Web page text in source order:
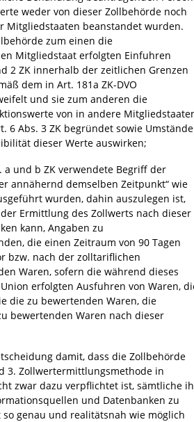
weder von dieser Zollbehörde noch
Mitgliedstaaten beanstandet wurden.
zum einen die
Mitgliedstaat erfolgten Einfuhren
2 ZK innerhalb der zeitlichen Grenzen
dem in Art. 181a ZK-DVO
und sie zum anderen die
von in andere
6 Abs. 3 ZK begründet sowie Umstände
dieser Werte auswirken;
a und b ZK verwendete Begriff der
annähernd demselben Zeitpunkt“ wie
wurden, dahin auszulegen ist,
Ermittlung des Zollwerts nach dieser
kann, Angaben zu
die einen Zeitraum von 90 Tagen
bzw. nach der zolltariflichen
Waren, sofern die während dieses
erfolgten Ausfuhren von Waren,
die zu bewertenden Waren, die
bewertenden Waren nach dieser
damit, dass die Zollbehörde
3. Zollwertermittlungsmethode in
zwar dazu verpflichtet ist, sämtliche
und Datenbanken zu
genau und realitätsnah wie möglich